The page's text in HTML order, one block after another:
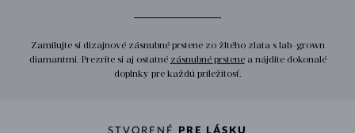
Zamilujte si dizajnové zásnubné prstene zo žltého zlata s lab-grown
diamantmi. Prezrite si aj ostatné zásnubné prstenea nájdite dokonalé
doplnky pre každú príležitosť.